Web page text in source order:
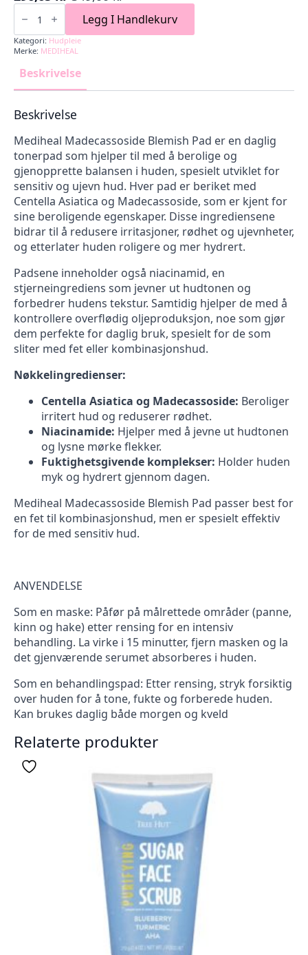
pris
var:
349,00 kr.
pris
er:
296,65 kr.
Mediheal
Madecassoside
Blemish
Pad
antall
Legg I Handlekurv
Kategori: Hudpleie
Merke: MEDIHEAL
Beskrivelse
Beskrivelse
Mediheal Madecassoside Blemish Pad er en daglig
tonerpad som hjelper til med å berolige og
gjenopprette balansen i huden, spesielt utviklet for
sensitiv og ujevn hud. Hver pad er beriket med
Centella Asiatica og Madecassoside, som er kjent for
sine beroligende egenskaper. Disse ingrediensene
bidrar til å redusere irritasjoner, rødhet og ujevnheter,
og etterlater huden roligere og mer hydrert.
Padsene inneholder også niacinamid, en
stjerneingrediens som jevner ut hudtonen og
forbedrer hudens tekstur. Samtidig hjelper de med å
kontrollere overflødig oljeproduksjon, noe som gjør
dem perfekte for daglig bruk, spesielt for de som
sliter med fet eller kombinasjonshud.
Nøkkelingredienser:
Centella Asiatica og Madecassoside: Beroliger
irritert hud og reduserer rødhet.
Niacinamide: Hjelper med å jevne ut hudtonen
og lysne mørke flekker.
Fuktighetsgivende komplekser: Holder huden
myk og hydrert gjennom dagen.
Mediheal Madecassoside Blemish Pad passer best for
en fet til kombinasjonshud, men er spesielt effektiv
for de med sensitiv hud.
ANVENDELSE
Som en maske: Påfør på målrettede områder (panne,
kinn og hake) etter rensing for en intensiv
behandling. La virke i 15 minutter, fjern masken og la
det gjenværende serumet absorberes i huden.
Som en behandlingspad: Etter rensing, stryk forsiktig
over huden for å tone, fukte og forberede huden.
Kan brukes daglig både morgen og kveld
Relaterte produkter